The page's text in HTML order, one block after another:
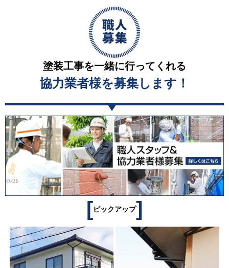
塗装工事を一緒に行ってくれる
協力業者様を募集します！
[ピックアップ]